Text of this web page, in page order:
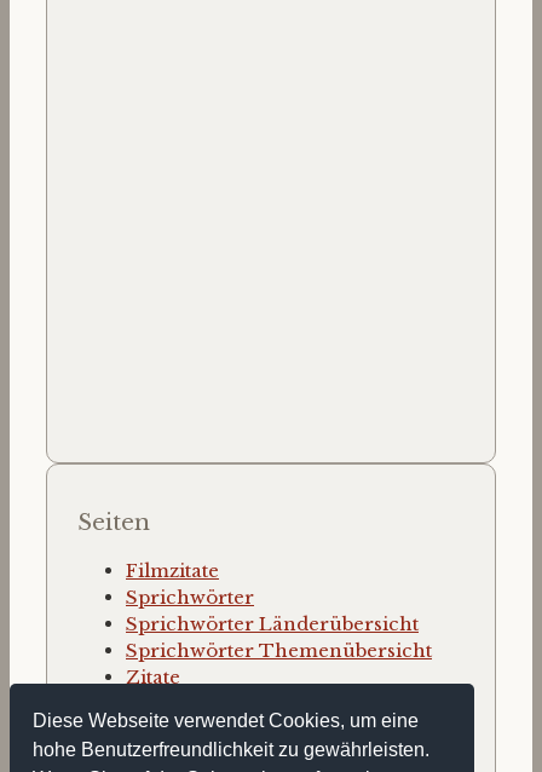
Diese Webseite verwendet Cookies, um eine
hohe Benutzerfreundlichkeit zu gewährleisten.
Seiten
Filmzitate
Sprichwörter
Sprichwörter Länderübersicht
Sprichwörter Themenübersicht
Zitate
Zitate nach Thema